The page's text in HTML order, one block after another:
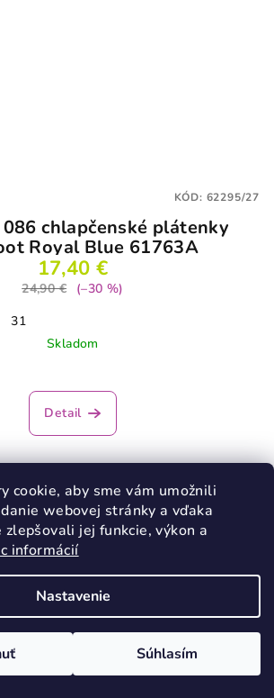
cookie, aby sme vám umožnili
webovej stránky a vďaka
jej funkcie, výkon a
informácií
Nastavenie
Súhlasím
086 chlapčenské plátenky
Royal Blue 61763A
17,40 €
24,90 €
(–30 %)
31
Skladom
Detail
KÓD: 62295/27